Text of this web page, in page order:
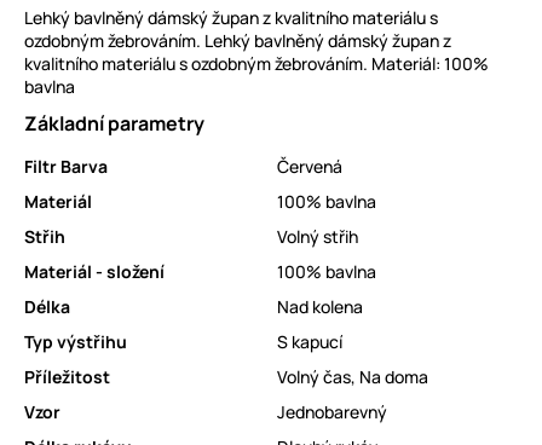
Lehký bavlněný dámský župan z kvalitního materiálu s
ozdobným žebrováním. Lehký bavlněný dámský župan z
kvalitního materiálu s ozdobným žebrováním. Materiál: 100%
bavlna
Základní parametry
Filtr Barva
Červená
Materiál
100% bavlna
Střih
Volný střih
Materiál - složení
100% bavlna
Délka
Nad kolena
Typ výstřihu
S kapucí
Příležitost
Volný čas, Na doma
Vzor
Jednobarevný